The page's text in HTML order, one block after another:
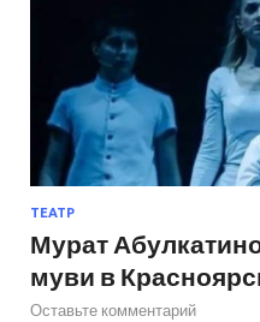
ТЕАТР
Мурат
муви в
Оставьте комментарий